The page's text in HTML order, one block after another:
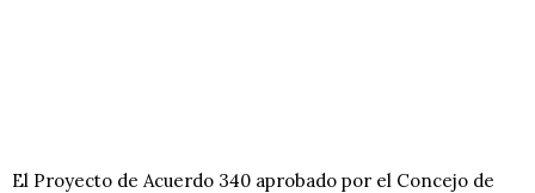
El Proyecto de Acuerdo 340 aprobado por el Concejo de